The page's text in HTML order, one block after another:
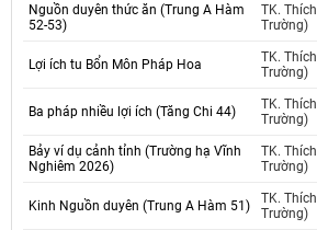
Nguồn duyên thức ăn (Trung A Hàm
52-53)
TK.
Trường)
Lợi ích tu Bổn Môn Pháp Hoa
TK.
Trường)
Ba pháp nhiều lợi ích (Tăng Chi 44)
TK.
Trường)
Bảy ví dụ cảnh tỉnh (Trường hạ Vĩnh
Nghiêm 2026)
TK.
Trường)
Kinh Nguồn duyên (Trung A Hàm 51)
TK.
Trường)